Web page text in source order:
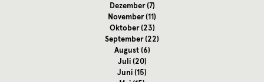
Dezember(7)
November(11)
Oktober(23)
September(22)
August(6)
Juli(20)
Juni(15)